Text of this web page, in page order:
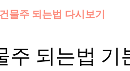
물주 되는법 다시보기
주 되는법 기